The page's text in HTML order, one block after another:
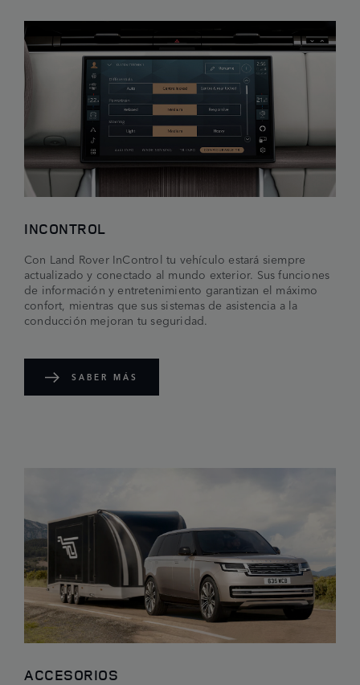
INCONTROL
Con Land Rover InControl tu vehículo estará siempre
actualizado y conectado al mundo exterior. Sus funciones
de información y entretenimiento garantizan el máximo
confort, mientras que sus sistemas de asistencia a la
conducción mejoran tu seguridad.
SABER MÁS
ACCESORIOS